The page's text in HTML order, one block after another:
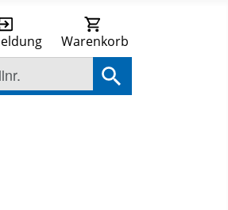
Warenkorb